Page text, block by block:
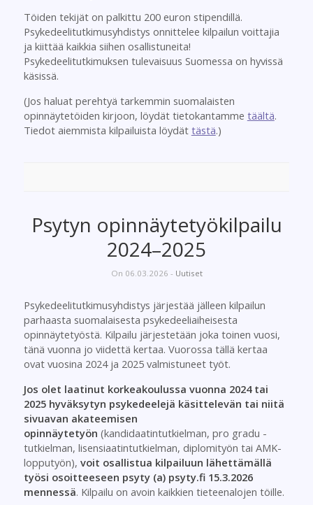
Töiden tekijät on palkittu 200 euron stipendillä.
Psykedeelitutkimusyhdistys onnittelee kilpailun voittajia
ja kiittää kaikkia siihen osallistuneita!
Psykedeelitutkimuksen tulevaisuus Suomessa on hyvissä
käsissä.
(Jos haluat perehtyä tarkemmin suomalaisten
opinnäytetöiden kirjoon, löydät tietokantamme täältä.
Tiedot aiemmista kilpailuista löydät tästä.)
Psytyn opinnäytetyökilpailu
2024–2025
On 06.03.2026 - Uutiset
Psykedeelitutkimusyhdistys järjestää jälleen kilpailun
parhaasta suomalaisesta psykedeeliaiheisesta
opinnäytetyöstä. Kilpailu järjestetään joka toinen vuosi,
tänä vuonna jo viidettä kertaa. Vuorossa tällä kertaa
ovat vuosina 2024 ja 2025 valmistuneet työt.
Jos olet laatinut korkeakoulussa vuonna 2024 tai
2025 hyväksytyn psykedeelejä käsittelevän tai niitä
sivuavan akateemisen
opinnäytetyön (kandidaatintutkielman, pro gradu -
tutkielman, lisensiaatintutkielman, diplomityön tai AMK-
lopputyön), voit osallistua kilpailuun lähettämällä
työsi osoitteeseen psyty (a) psyty.fi 15.3.2026
mennessä. Kilpailu on avoin kaikkien tieteenalojen töille.